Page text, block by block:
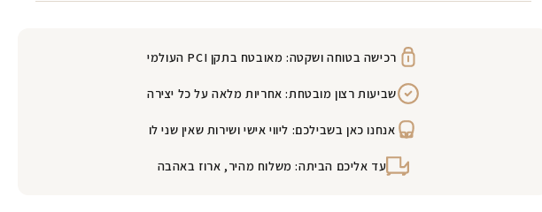
רכישה בטוחה ושקטה: מאובטח בתקן PCI העולמי
שביעות רצון מובטחת: אחריות מלאה על כל יצירה
אנחנו כאן בשבילכם: ליווי אישי ושירות שאין שני לו
עד אליכם הביתה: משלוח מהיר, ארוז באהבה